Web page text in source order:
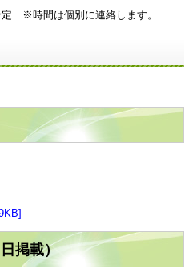
※時間は個別に連絡します。
掲載）